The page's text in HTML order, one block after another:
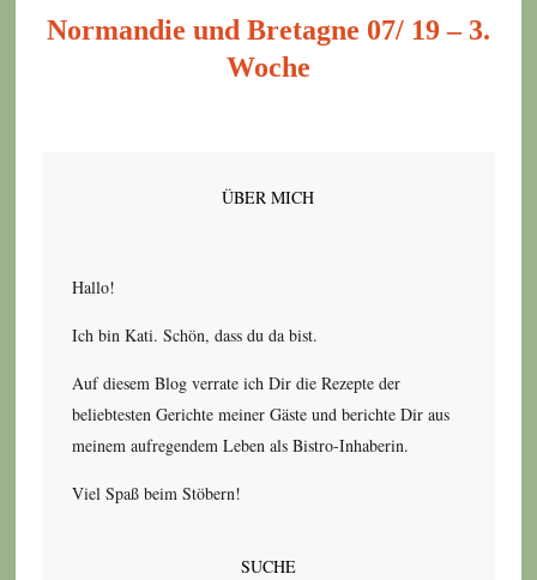
Normandie und Bretagne 07/ 19 – 3.
Woche
ÜBER MICH
Hallo!
Ich bin Kati. Schön, dass du da bist.
Auf diesem Blog verrate ich Dir die Rezepte der
beliebtesten Gerichte meiner Gäste und berichte Dir aus
meinem aufregendem Leben als Bistro-Inhaberin.
Viel Spaß beim Stöbern!
SUCHE